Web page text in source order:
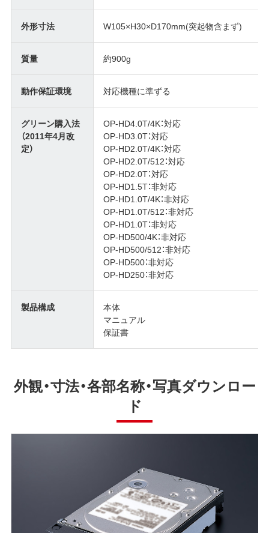
外形寸法 W105×H30×D170mm(突起物含まず)
質量 約900g
動作保証環境 対応機種に準ずる
グリーン購入法
（2011年4月改
定）
OP-HD4.0T/4K：対応
OP-HD3.0T：対応
OP-HD2.0T/4K：対応
OP-HD2.0T/512：対応
OP-HD2.0T：対応
OP-HD1.5T：非対応
OP-HD1.0T/4K：非対応
OP-HD1.0T/512：非対応
OP-HD1.0T：非対応
OP-HD500/4K：非対応
OP-HD500/512：非対応
OP-HD500：非対応
OP-HD250：非対応
製品構成
本体
マニュアル
保証書
外観・寸法・各部名称・写真ダウンロー
ド